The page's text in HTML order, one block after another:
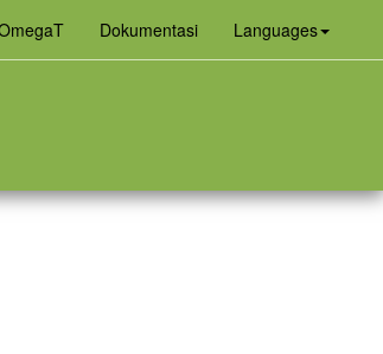
Dokumentasi Languages